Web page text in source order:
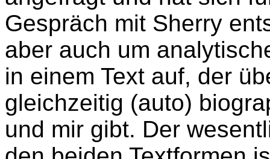
Gespräch mit Sherry
aber auch um
in einem Text auf, der
gleichzeitig (auto)
und mir gibt. Der